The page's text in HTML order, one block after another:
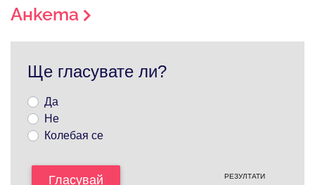
Анкета
Ще гласувате ли?
Да
Не
Колебая се
Гласувай РЕЗУЛТАТИ